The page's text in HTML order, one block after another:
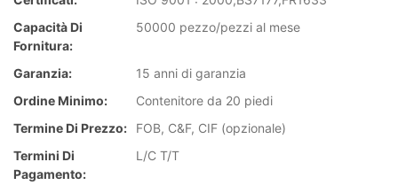
Capacità Di
Fornitura:
50000 pezzo/pezzi al mese
Garanzia:
15 anni di garanzia
Ordine Minimo:
Contenitore da 20 piedi
Termine Di Prezzo:
FOB, C&F, CIF (opzionale)
Termini Di
Pagamento:
L/C T/T